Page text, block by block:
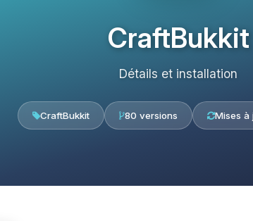
CraftBukkit
Détails et installation
CraftBukkit 80 versions Mises à